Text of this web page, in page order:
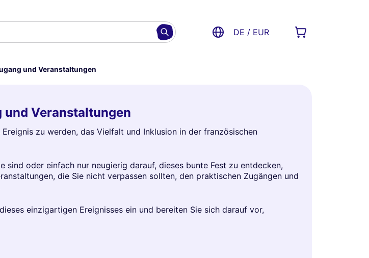
DE / EUR
und Veranstaltungen
und Veranstaltungen
zu werden, das Vielfalt und Inklusion in der französischen
sind oder einfach nur neugierig darauf, dieses bunte Fest zu entdecken,
die Sie nicht verpassen sollten, den praktischen Zugängen und
einzigartigen Ereignisses ein und bereiten Sie sich darauf vor,